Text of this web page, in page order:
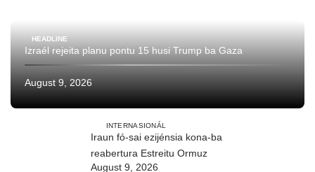
HEADLINE
Izraél rejeita planu pontu 15 husi Trump ba Gaza
August 9, 2026
INTERNASIONÁL
Iraun fó-sai ezijénsia kona-ba
reabertura Estreitu Ormuz
August 9, 2026